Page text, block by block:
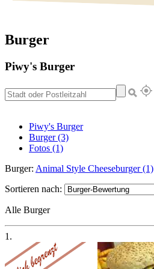
Burger
Piwy's Burger
Piwy's Burger
Burger (3)
Fotos (1)
Burger: Animal Style Cheeseburger (1)
Sortieren nach:
Alle Burger
1.